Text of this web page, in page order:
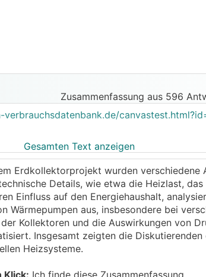
Zusammenfassung aus 596
um ca. 3 m ab.
230,10 m, Ost: 232,85m, Süd: 233,12m,
von Richard3007:
Gesamten Text anzeigen
Erdkollektorprojekt wurden verschiedene
Details, wie etwa die Heizlast,
Einfluss auf den Energiehaushalt,
Wärmepumpen aus, insbesondere bei
Kollektoren und die Auswirkungen von
Insgesamt zeigten die Diskutierenden
Heizsysteme.
Klick: Ich finde diese Zusammenfassung